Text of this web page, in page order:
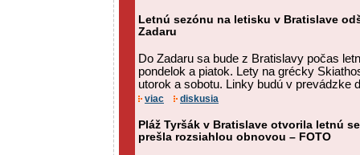
Letnú sezónu na letisku v Bratislave
Zadaru
Do Zadaru sa bude z Bratislavy počas
pondelok a piatok. Lety na grécky
utorok a sobotu. Linky budú v prevádzke
viac diskusia
Pláž Tyršák v Bratislave otvorila letnú
prešla rozsiahlou obnovou – FOTO